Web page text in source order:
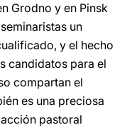
Grodno y en Pinsk
un
y el hecho
candidatos para el
compartan el
es una preciosa
pastoral